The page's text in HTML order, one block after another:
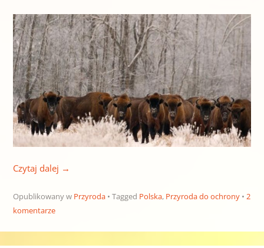
Czytaj dalej →
Opublikowany w Przyroda Tagged Polska, Przyroda do ochrony
2
komentarze